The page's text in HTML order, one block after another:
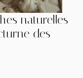
naturelles
des